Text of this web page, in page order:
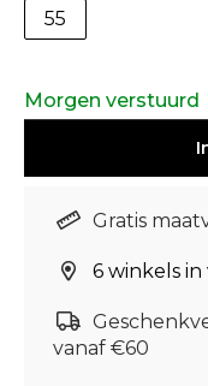
55
Morgen verstuurd
Gratis
6 winkels in
vanaf €60